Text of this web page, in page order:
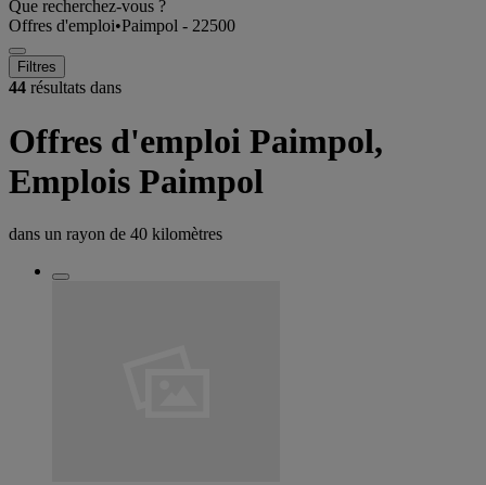
Que recherchez-vous ?
Offres d'emploi•Paimpol - 22500
Filtres
44 résultats dans
Offres d'emploi Paimpol,
Emplois Paimpol
dans un rayon de 40 kilomètres